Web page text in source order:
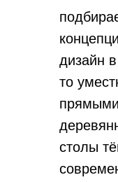
дизайн
то
столы